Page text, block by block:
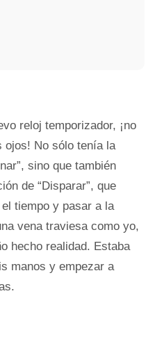
reloj temporizador, ¡no
ojos! No sólo tenía la
sino que también
de “Disparar”, que
tiempo y pasar a la
vena traviesa como yo,
hecho realidad. Estaba
manos y empezar a